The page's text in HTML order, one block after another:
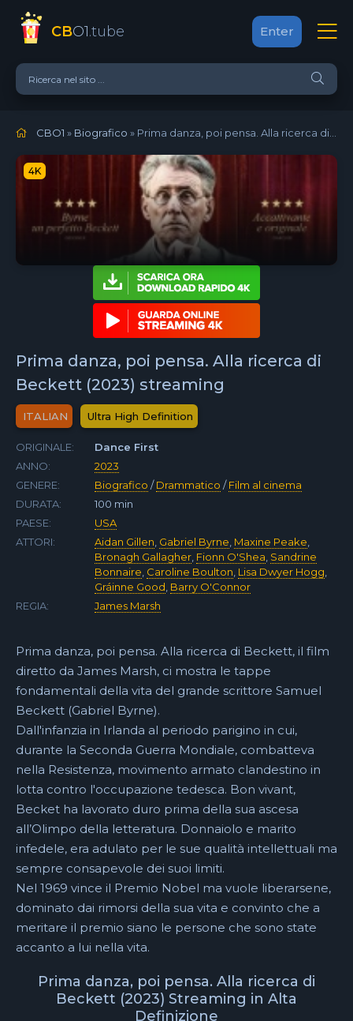
CBO1.tube Enter
CBO1 » Biografico » Prima danza, poi pensa. Alla ricerca di Beckett (2023)
4K
Prima danza, poi pensa. Alla ricerca di
Beckett (2023) streaming
ITALIAN Ultra High Definition
ORIGINALE:
Dance First
ANNO:
2023
GENERE:
Biografico /Drammatico /Film al cinema
DURATA:
100 min
PAESE:
USA
ATTORI:
Aidan Gillen Gabriel Byrne Maxine Peake
Bronagh Gallagher Fionn O'Shea Sandrine
Bonnaire Caroline Boulton Lisa Dwyer Hogg
Gráinne Good Barry O'Connor
REGIA:
James Marsh
Prima danza, poi pensa. Alla ricerca di Beckett, il film
diretto da James Marsh, ci mostra le tappe
fondamentali della vita del grande scrittore Samuel
Beckett (Gabriel Byrne).
Dall'infanzia in Irlanda al periodo parigino in cui,
durante la Seconda Guerra Mondiale, combatteva
nella Resistenza, movimento armato clandestino in
lotta contro l'occupazione tedesca. Bon vivant,
Becket ha lavorato duro prima della sua ascesa
all’Olimpo della letteratura. Donnaiolo e marito
infedele, era adulato per le sue qualità intellettuali ma
sempre consapevole dei suoi limiti.
Nel 1969 vince il Premio Nobel ma vuole liberarsene,
dominato dai rimorsi della sua vita e convinto che a
meritare il premio siano le persone che sono state
accanto a lui nella vita.
Prima danza, poi pensa. Alla ricerca di
Beckett (2023) Streaming in Alta
Definizione